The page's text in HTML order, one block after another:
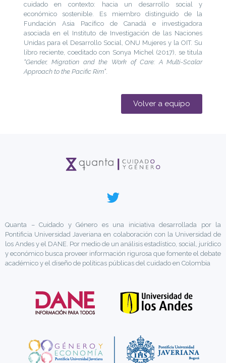
cuidado en contexto: hacia un desarrollo social y
económico sostenible. Es miembro distinguido de la
Fundación Asia Pacífico de Canadá e investigadora
asociada en el Instituto de Investigación de las Naciones
Unidas para el Desarrollo Social, ONU Mujeres y la OIT. Su
libro reciente, coeditado con Sonya Michel (2017), se titula
“Gender, Migration and the Work of Care: A Multi-Scalar
Approach to the Pacific Rim”.
Volver a equipo
Quanta – Cuidado y Género es una iniciativa desarrollada por la
Pontificia Universidad Javeriana en colaboración con la Universidad de
los Andes y el DANE. Por medio de un análisis estadístico, social, jurídico
y económico busca proveer información rigurosa que fomente el debate
académico y el diseño de políticas públicas del cuidado en Colombia